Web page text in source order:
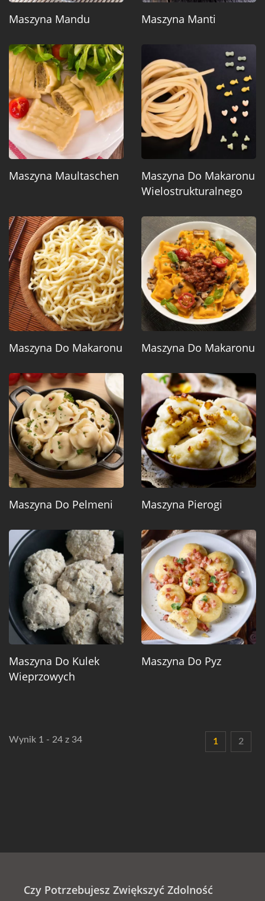
Maszyna Mandu Maszyna Manti
Maszyna Maultaschen
Maszyna Do Makaronu
Wielostrukturalnego
Maszyna Do Makaronu Maszyna Do Makaronu
Maszyna Do Pelmeni Maszyna Pierogi
Maszyna Do Kulek
Wieprzowych
Maszyna Do Pyz
Wynik 1 - 24 z 34 1 2
Czy Potrzebujesz Zwiększyć Zdolność